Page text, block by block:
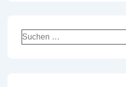
Suche
nach: